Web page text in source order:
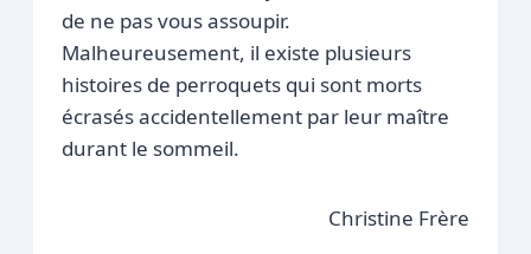
de ne pas vous assoupir.
Malheureusement, il existe plusieurs
histoires de perroquets qui sont morts
écrasés accidentellement par leur maître
durant le sommeil.
Christine Frère